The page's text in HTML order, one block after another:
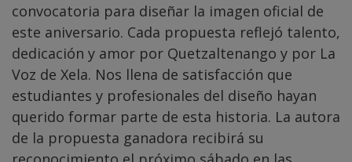
convocatoria para diseñar la imagen oficial de
este aniversario. Cada propuesta reflejó talento,
dedicación y amor por Quetzaltenango y por La
Voz de Xela. Nos llena de satisfacción que
estudiantes y profesionales del diseño hayan
querido formar parte de esta historia. La autora
de la propuesta ganadora recibirá su